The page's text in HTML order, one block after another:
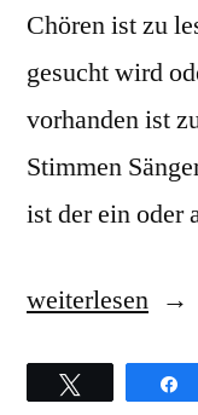
Chören ist zu
gesucht wird
vorhanden ist
Stimmen
ist der ein oder
„Hallo
bin
weiterlesen